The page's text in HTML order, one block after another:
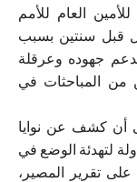
العام للأمم
قبل سنتين بسبب
جهوده وعرقلة
من المباحثات في
أن كشف عن نوايا
لتهدئة الوضع في
تقرير المصير،